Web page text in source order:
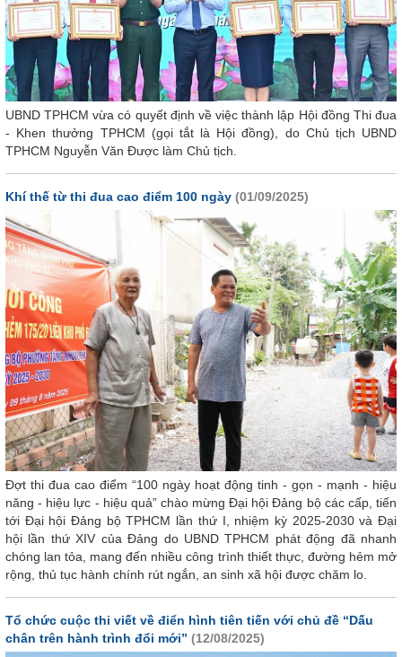
UBND TPHCM vừa có quyết định về việc thành lập Hội đồng Thi đua
- Khen thưởng TPHCM (gọi tắt là Hội đồng), do Chủ tịch UBND
TPHCM Nguyễn Văn Được làm Chủ tịch.
Khí thế từ thi đua cao điểm 100 ngày (01/09/2025)
Đợt thi đua cao điểm “100 ngày hoạt động tinh - gọn - mạnh - hiệu
năng - hiệu lực - hiệu quả” chào mừng Đại hội Đảng bộ các cấp, tiến
tới Đại hội Đảng bộ TPHCM lần thứ I, nhiệm kỳ 2025-2030 và Đại
hội lần thứ XIV của Đảng do UBND TPHCM phát động đã nhanh
chóng lan tỏa, mang đến nhiều công trình thiết thực, đường hẻm mở
rộng, thủ tục hành chính rút ngắn, an sinh xã hội được chăm lo.
Tổ chức cuộc thi viết về điển hình tiên tiến với chủ đề “Dấu
chân trên hành trình đổi mới” (12/08/2025)